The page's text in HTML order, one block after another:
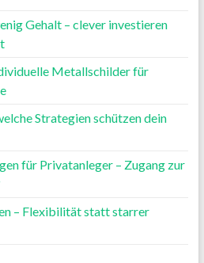
Gehalt – clever investieren
Metallschilder für
Strategien schützen dein
für Privatanleger – Zugang zur
– Flexibilität statt starrer